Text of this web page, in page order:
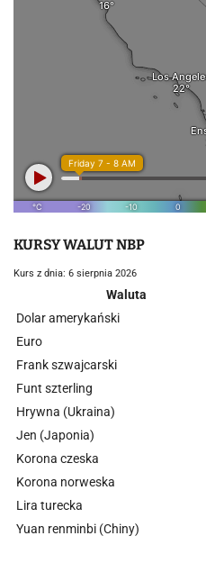
KURSY WALUT NBP
Kurs z dnia: 6 sierpnia 2026
Waluta
Dolar amerykański
Euro
Frank szwajcarski
Funt szterling
Hrywna (Ukraina)
Jen (Japonia)
Korona czeska
Korona norweska
Lira turecka
Yuan renminbi (Chiny)